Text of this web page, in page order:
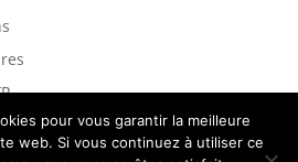
pour vous garantir la meilleure
web. Si vous continuez à utiliser ce